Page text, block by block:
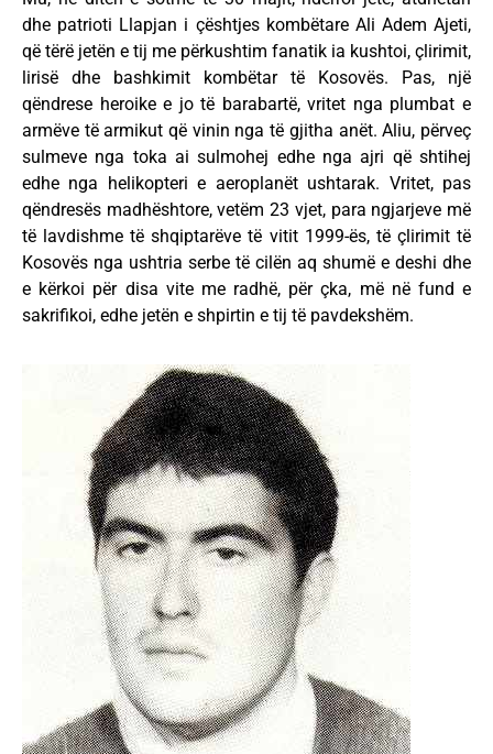
dhe patrioti Llapjan i çështjes kombëtare Ali Adem Ajeti,
që tërë jetën e tij me përkushtim fanatik ia kushtoi, çlirimit,
lirisë dhe bashkimit kombëtar të Kosovës. Pas, një
qëndrese heroike e jo të barabartë, vritet nga plumbat e
armëve të armikut që vinin nga të gjitha anët. Aliu, përveç
sulmeve nga toka ai sulmohej edhe nga ajri që shtihej
edhe nga helikopteri e aeroplanët ushtarak. Vritet, pas
qëndresës madhështore, vetëm 23 vjet, para ngjarjeve më
të lavdishme të shqiptarëve të vitit 1999-ës, të çlirimit të
Kosovës nga ushtria serbe të cilën aq shumë e deshi dhe
e kërkoi për disa vite me radhë, për çka, më në fund e
sakrifikoi, edhe jetën e shpirtin e tij të pavdekshëm.